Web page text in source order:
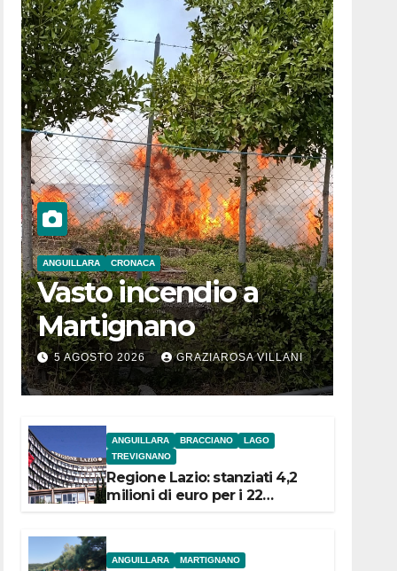
ANGUILLARA CRONACA
Vasto incendio a
Martignano
5 AGOSTO 2026 GRAZIAROSA VILLANI
ANGUILLARA BRACCIANO
LAGO
TREVIGNANO
Regione Lazio: stanziati 4,2
milioni di euro per i 22
ANGUILLARA MARTIGNANO